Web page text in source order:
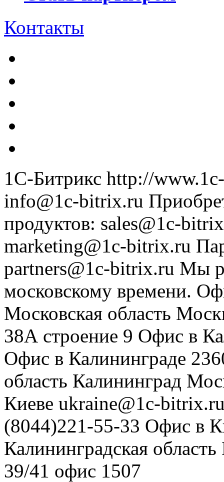
Контакты
1С-Битрикс http://
info@1c-bitrix.ru
продуктов: sales@1c-
marketing@1c-bitrix.ru
partners@1c-bitrix.ru Мы
московскому времени.
Московская область
38А строение 9 Офис в
Офис в Калининграде
область Калининград
Киеве ukraine@1c-
(8044)221-55-33 Офис в
Калининградская область
39/41 офис 1507